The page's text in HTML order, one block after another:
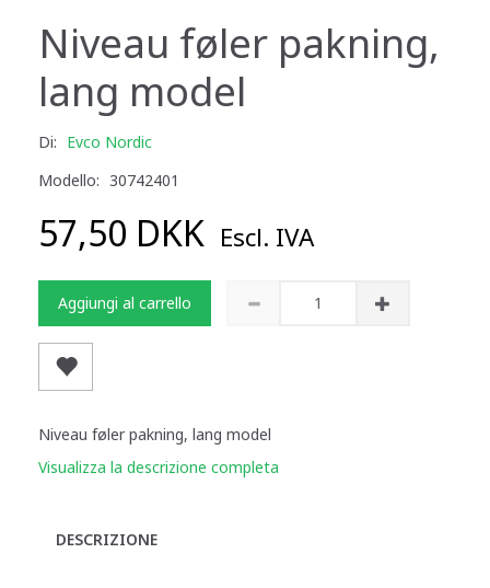
Niveau føler pakning,
lang model
Di: Evco Nordic
Modello: 30742401
57,50 DKK Escl. IVA
Aggiungi al carrello
Niveau føler pakning, lang model
Visualizza la descrizione completa
DESCRIZIONE